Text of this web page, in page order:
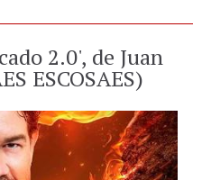
2.0', de Juan
ESCOSAES)